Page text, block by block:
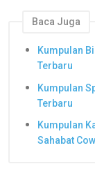
Baca Juga
Kumpulan
Terbaru
Kumpulan
Terbaru
Kumpulan
Sahabat